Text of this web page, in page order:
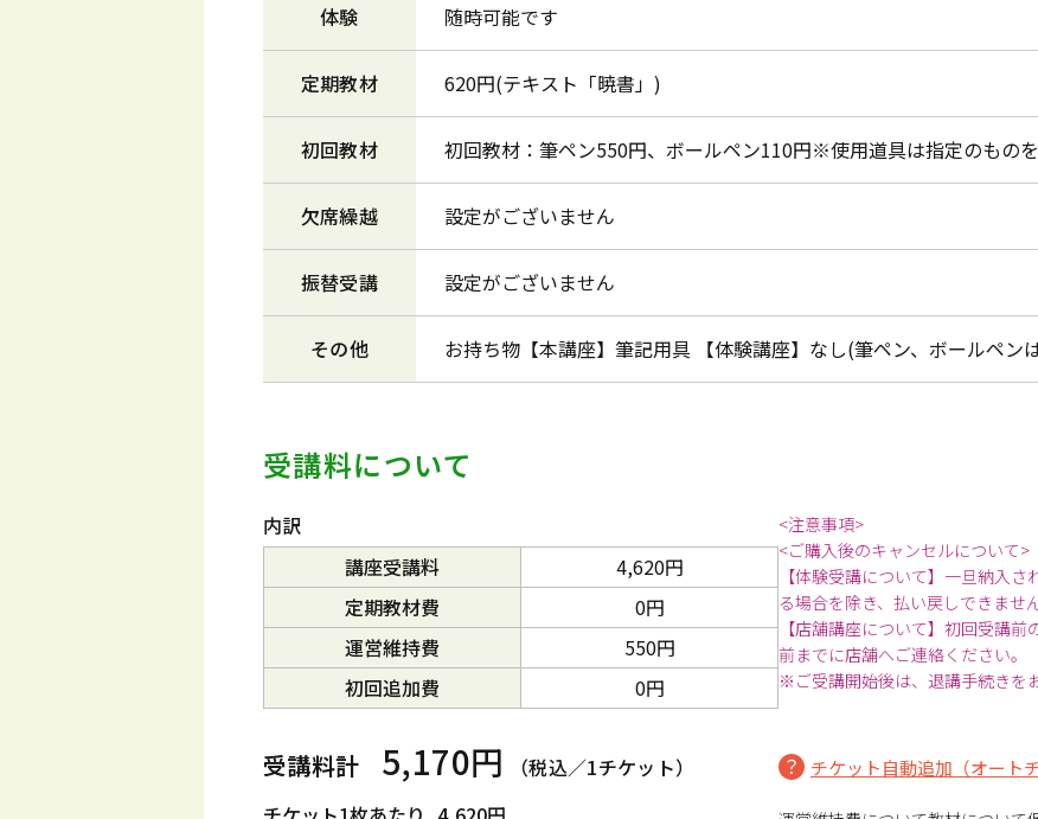
体験 随時可能です
定期教材 620円(テキスト「暁書」)
初回教材 初回教材：筆ペン550円、ボールペン110円※使用道具は指定のものを
欠席繰越 設定がございません
振替受講 設定がございません
その他 お持ち物【本講座】筆記用具 【体験講座】なし(筆ペン、ボールペン
受講料について
内訳
講座受講料
4,620円
定期教材費
0円
運営維持費
550円
初回追加費
0円
受講料計 5,170円
（税込／1チケット）
<注意事項>
<ご購入後のキャンセルについて>
【体験受講について】一旦納入
る場合を除き、払い戻しできません
【店舗講座について】初回受講
前までに店舗へご連絡ください。
※ご受講開始後は、退講手続きを
チケット自動追加（オート